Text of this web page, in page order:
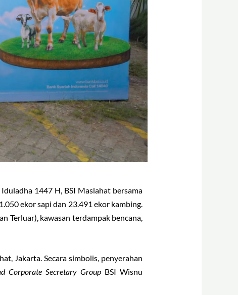
1447 H, BSI Maslahat bersama
ekor sapi dan 23.491 ekor kambing.
Terluar), kawasan terdampak bencana,
Jakarta. Secara simbolis, penyerahan
Corporate Secretary Group BSI Wisnu